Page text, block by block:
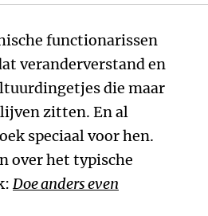
functionarissen
veranderverstand en
die maar
zitten. En al
speciaal voor hen.
over het typische
Doe anders even